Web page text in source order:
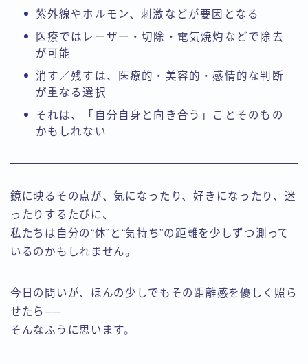
紫外線やホルモン、刺激などが要因となる
医療ではレーザー・切除・電気焼灼などで除去
が可能
消す／残すは、医療的・美容的・感情的な判断
が重なる選択
それは、「自分自身と向き合う」ことそのもの
かもしれない
鏡に映るその点が、気になったり、好きになったり、迷
ったりするたびに、
私たちは自分の“体”と“気持ち”の距離を少しずつ測って
いるのかもしれません。
今日の問いが、ほんの少しでもその距離感を優しく照ら
せたら──
そんなふうに思います。